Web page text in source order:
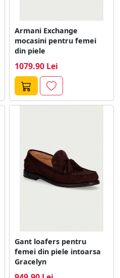
Armani Exchange
mocasini pentru femei
din piele
1079.90 Lei
Gant loafers pentru
femei din piele intoarsa
Gracelyn